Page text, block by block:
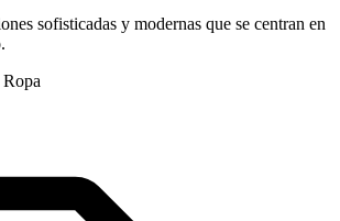
sofisticadas y modernas que se centran en